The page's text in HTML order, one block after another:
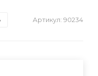
Артикул: 90234